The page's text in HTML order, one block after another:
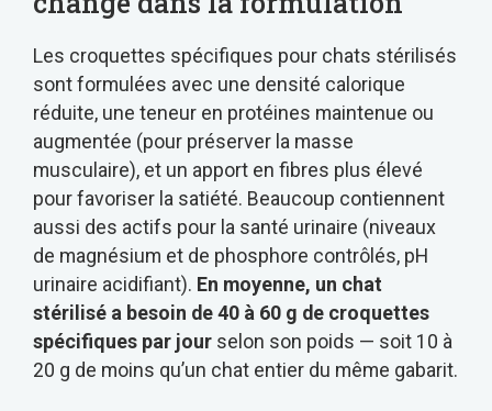
Les croquettes spécifiques pour chats stérilisés
sont formulées avec une densité calorique
réduite, une teneur en protéines maintenue ou
augmentée (pour préserver la masse
musculaire), et un apport en fibres plus élevé
pour favoriser la satiété. Beaucoup contiennent
aussi des actifs pour la santé urinaire (niveaux
de magnésium et de phosphore contrôlés, pH
urinaire acidifiant). En moyenne, un chat
stérilisé a besoin de 40 à 60 g de croquettes
spécifiques par jour selon son poids — soit 10 à
20 g de moins qu’un chat entier du même gabarit.